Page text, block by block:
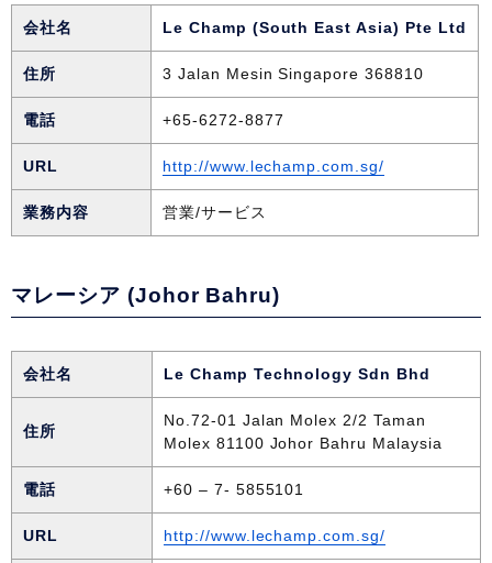
会社名 Le Champ (South East Asia) Pte Ltd
住所 3 Jalan Mesin Singapore 368810
電話 +65-6272-8877
URL http://www.lechamp.com.sg/
業務内容 営業/サービス
マレーシア (Johor Bahru)
会社名 Le Champ Technology Sdn Bhd
住所
No.72-01 Jalan Molex 2/2 Taman
Molex 81100 Johor Bahru Malaysia
電話 +60 – 7- 5855101
URL http://www.lechamp.com.sg/